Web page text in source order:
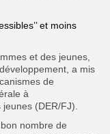
et moins
et des jeunes,
a mis
de
à
(DER/FJ).
nombre de